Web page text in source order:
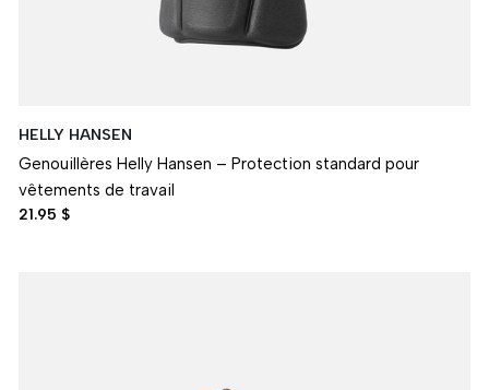
HELLY HANSEN
Genouillères Helly Hansen – Protection standard pour
vêtements de travail
21.95 $